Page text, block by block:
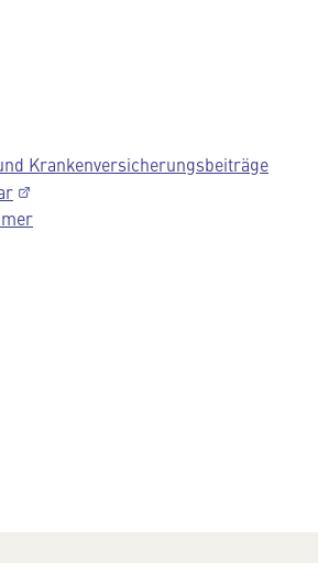
Krankenversicherungsbeiträge